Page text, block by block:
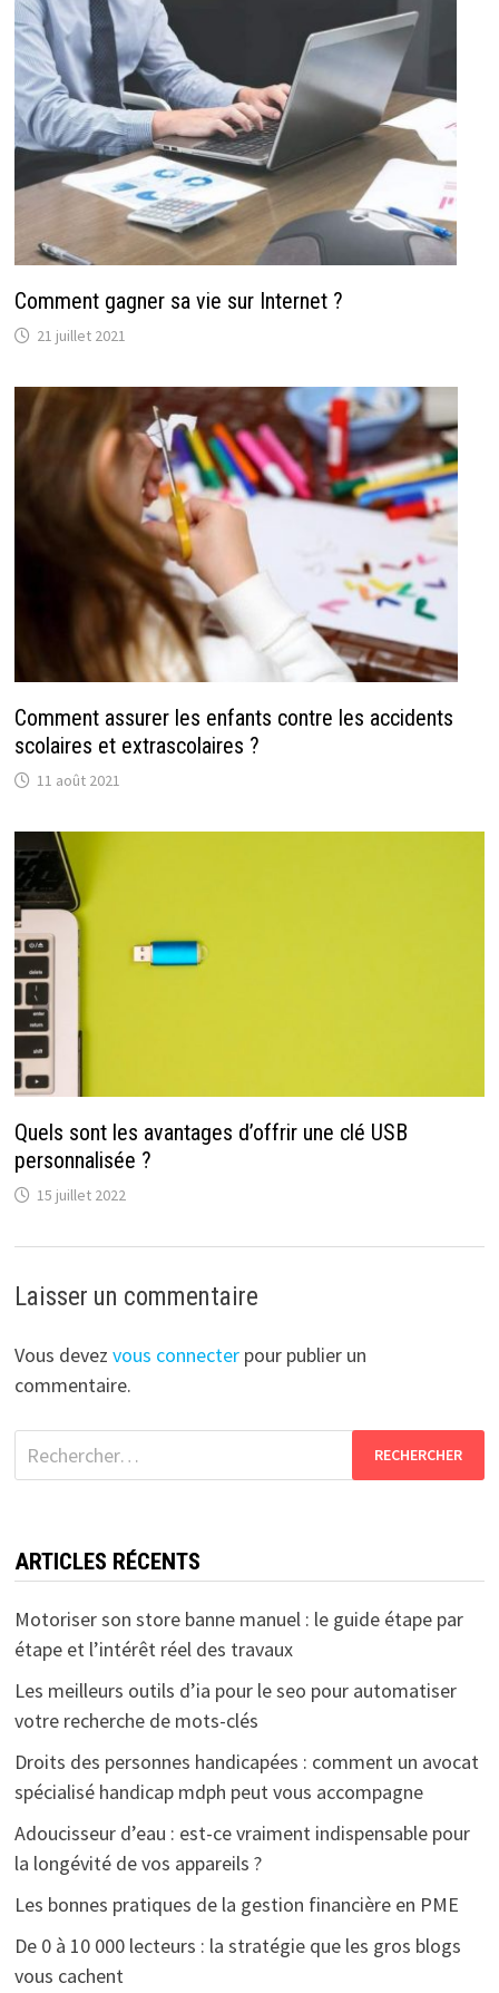
Comment gagner sa vie sur Internet ?
21 juillet 2021
Comment assurer les enfants contre les accidents
scolaires et extrascolaires ?
11 août 2021
Quels sont les avantages d’offrir une clé USB
personnalisée ?
15 juillet 2022
Laisser un commentaire
Vous devez vous connecterpour publier un
commentaire.
Rechercher :
ARTICLES RÉCENTS
Motoriser son store banne manuel : le guide étape par
étape et l’intérêt réel des travaux
Les meilleurs outils d’ia pour le seo pour automatiser
votre recherche de mots-clés
Droits des personnes handicapées : comment un avocat
spécialisé handicap mdph peut vous accompagne
Adoucisseur d’eau : est-ce vraiment indispensable pour
la longévité de vos appareils ?
Les bonnes pratiques de la gestion financière en PME
De 0 à 10 000 lecteurs : la stratégie que les gros blogs
vous cachent